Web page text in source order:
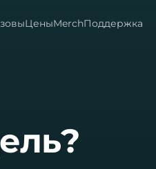
ЦеныMerchПоддержка